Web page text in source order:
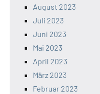
August 2023
Juli 2023
Juni 2023
Mai 2023
April 2023
März 2023
Februar 2023